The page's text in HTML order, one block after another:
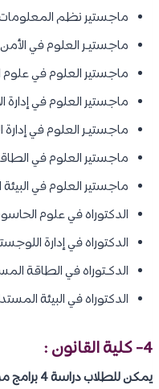
ماجستير نظم المعلومات
ماجستيـر العلوم في الأمن
ماجستير العلوم في علوم
ماجستير العلوم في إدارة
ماجستيـر العلوم في إدارة
ماجستير العلوم في
ماجستير العلوم في
الدكتوراه في علوم
الدكتوراه في إدارة
الدكـتوراه في الطاقة
الدكتوراه في البيئة
4- كلية القانون :
يمكن للطلاب دراسة 4 برامج من خلال هذه الكلية، وهم كما يلي :